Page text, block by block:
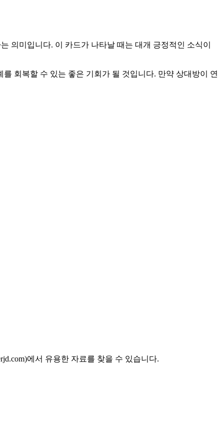
의미입니다. 이 카드가 나타날 때는 대개 긍정적인 소식이
회복할 수 있는 좋은 기회가 될 것입니다. 만약 상대방이 연
에서 유용한 자료를 찾을 수 있습니다.